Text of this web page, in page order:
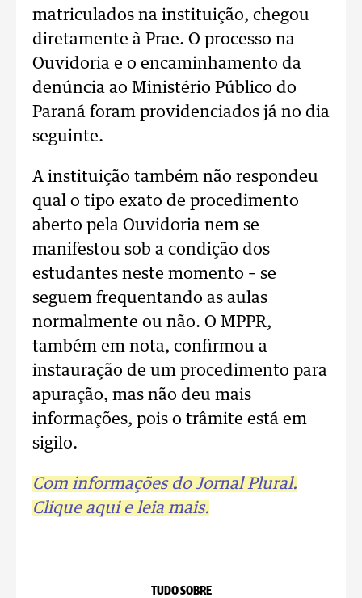
matriculados na instituição, chegou
diretamente à Prae. O processo na
Ouvidoria e o encaminhamento da
denúncia ao Ministério Público do
Paraná foram providenciados já no dia
seguinte.
A instituição também não respondeu
qual o tipo exato de procedimento
aberto pela Ouvidoria nem se
manifestou sob a condição dos
estudantes neste momento – se
seguem frequentando as aulas
normalmente ou não. O MPPR,
também em nota, confirmou a
instauração de um procedimento para
apuração, mas não deu mais
informações, pois o trâmite está em
sigilo.
Com informações do Jornal Plural.
Clique aqui e leia mais.
TUDO SOBRE